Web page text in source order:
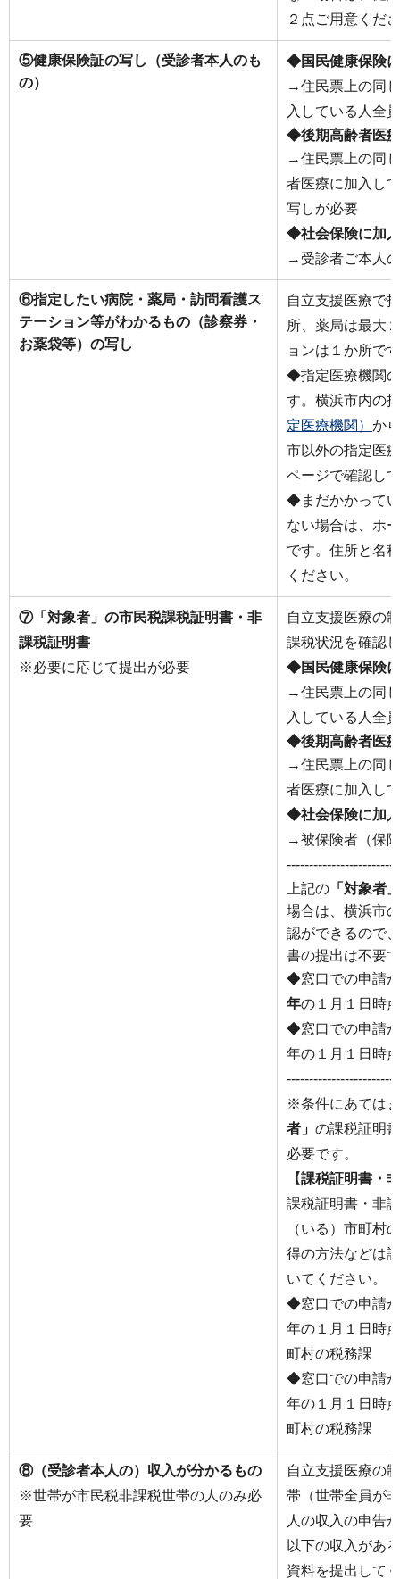
２点ご用意くだ
⑤健康保険証の写し（受診者本人のも
の）
◆国民健康保険
→住民票上の同
入している人全
◆後期高齢者医
→住民票上の同
者医療に加入し
写しが必要
◆社会保険に加
→受診者ご本人
⑥指定したい病院・薬局・訪問看護ス
テーション等がわかるもの（診察券・
お薬袋等）の写し
自立支援医療で
所、薬局は最大
ョンは１か所で
◆指定医療機関
す。横浜市内の
定医療機関） か
市以外の指定医
ページで確認し
◆まだかかって
ない場合は、ホ
です。住所と名
ください。
⑦「対象者」の市民税課税証明書・非
課税証明書
※必要に応じて提出が必要
自立支援医療の
課税状況を確認
◆国民健康保険
→住民票上の同
入している人全
◆後期高齢者医
→住民票上の同
者医療に加入し
◆社会保険に加
→被保険者（保
上記の 「対象者」
場合は、横浜市
認ができるので
書の提出は不要
◆窓口での申請
年の１月１日時
◆窓口での申請
年の１月１日時
※条件にあては
者」 の課税証明
必要です。
【課税証明書・
課税証明書・非
（いる）市町村
得の方法などは
いてください。
◆窓口での申請
年の１月１日時
町村の税務課
◆窓口での申請
年の１月１日時
町村の税務課
⑧（受診者本人の）収入が分かるもの
※世帯が市民税非課税世帯の人のみ必
要
自立支援医療の
帯（世帯全員が
人の収入の申告
以下の収入があ
資料を提出して